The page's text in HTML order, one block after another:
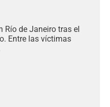
Río de Janeiro tras el
Entre las víctimas